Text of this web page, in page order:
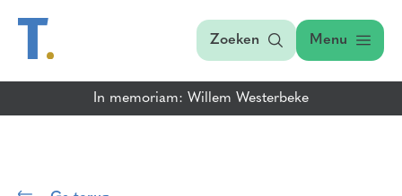
Zoeken Menu
In memoriam: Willem Westerbeke